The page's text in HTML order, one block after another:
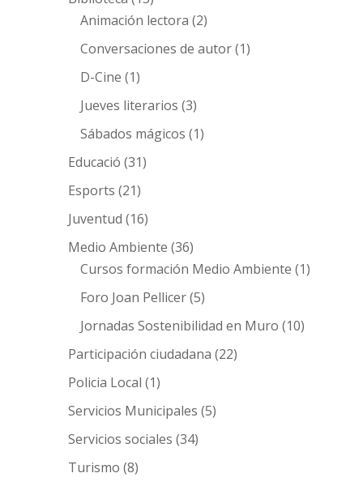
Animación lectora (2)
Conversaciones de autor(1)
D-Cine (1)
Jueves literarios (3)
Sábados mágicos (1)
Educació (31)
Esports (21)
Juventud (16)
Medio Ambiente (36)
Cursos formación Medio Ambiente (1)
Foro Joan Pellicer(5)
Jornadas Sostenibilidad en Muro (10)
Participación ciudadana (22)
Policia Local (1)
Servicios Municipales (5)
Servicios sociales (34)
Turismo (8)